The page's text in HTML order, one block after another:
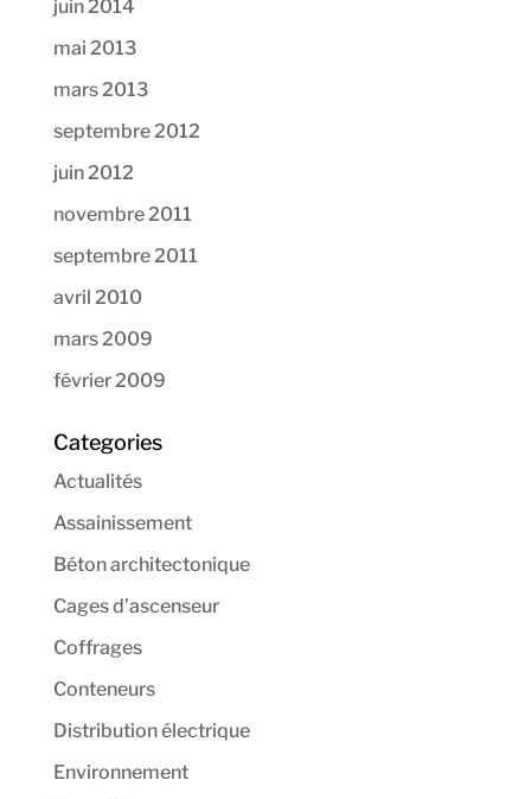
juin 2014
mai 2013
mars 2013
septembre 2012
juin 2012
novembre 2011
septembre 2011
avril 2010
mars 2009
février 2009
Categories
Actualités
Assainissement
Béton architectonique
Cages d’ascenseur
Coffrages
Conteneurs
Distribution électrique
Environnement